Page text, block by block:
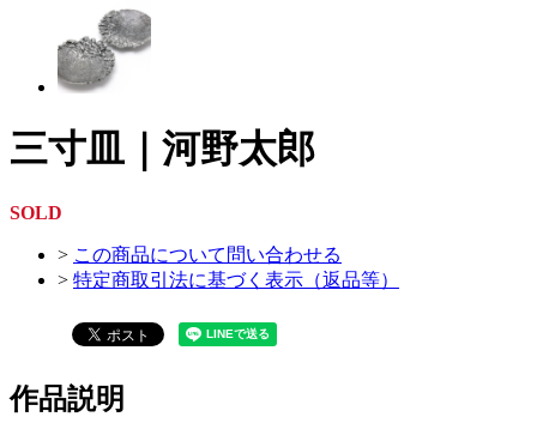
三寸皿｜河野太郎
SOLD
> この商品について問い合わせる
> 特定商取引法に基づく表示（返品等）
作品説明